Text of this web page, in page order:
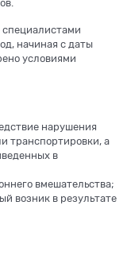
специалистами
начиная с даты
условиями
нарушения
транспортировки, а
в
вмешательства;
возник в результате